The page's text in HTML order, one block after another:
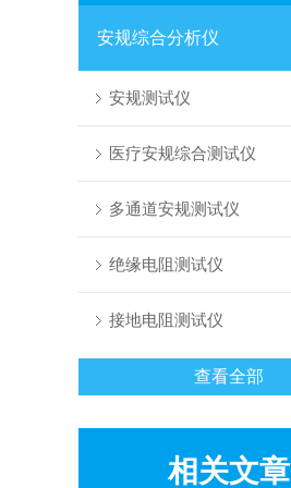
安规综合分析仪
安规测试仪
医疗安规综合测试仪
多通道安规测试仪
绝缘电阻测试仪
接地电阻测试仪
查看全部
相关文章